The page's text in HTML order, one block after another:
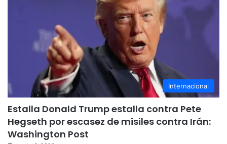
Internacional
Estalla Donald Trump estalla contra Pete
Hegseth por escasez de misiles contra Irán:
Washington Post